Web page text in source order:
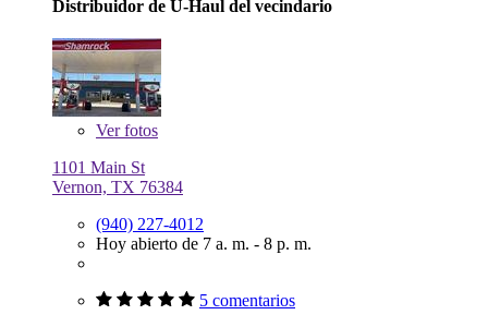
Distribuidor de U-Haul del vecindario
Verfotos
1101 Main St
Vernon, TX 76384
(940) 227-4012
Hoy abierto de 7 a. m. - 8 p. m.
5 comentarios